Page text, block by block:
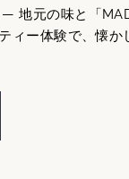
― 地元の味と「
ィー体験で、懐